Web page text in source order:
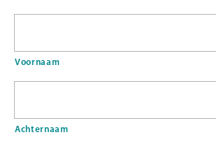
Voornaam
Achternaam